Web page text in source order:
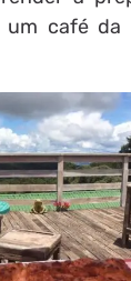
um café da